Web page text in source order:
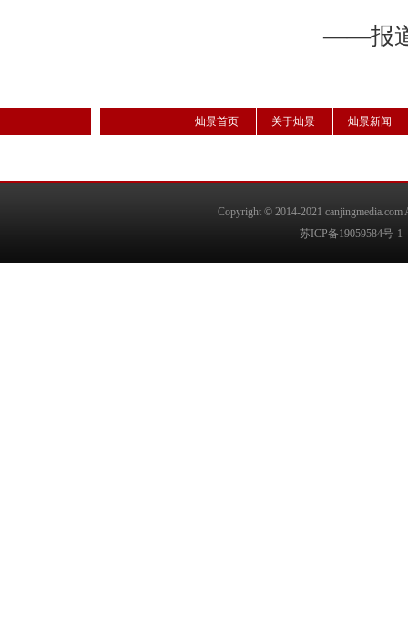
——报
灿景首页 关于灿景 灿景新闻
Copyright © 2014-2021 canjingmedia.com
苏ICP备19059584号-1